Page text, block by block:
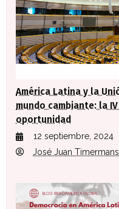
América Latina y la
mundo cambiante: la IV
oportunidad
12 septiembre, 2024
José Juan Timermans